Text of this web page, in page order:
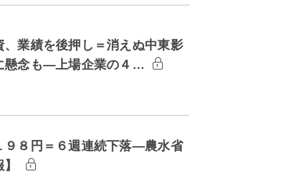
、業績を後押し＝消えぬ中東影
懸念も―上場企業の４…
９８円＝６週連続下落―農水省
】